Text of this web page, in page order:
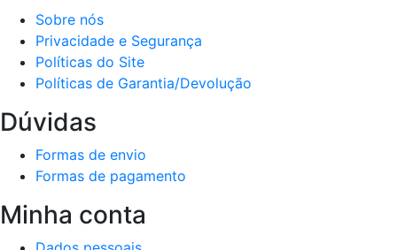
Sobre nós
Privacidade e Segurança
Políticas do Site
Políticas de Garantia/Devolução
Dúvidas
Formas de envio
Formas de pagamento
Minha conta